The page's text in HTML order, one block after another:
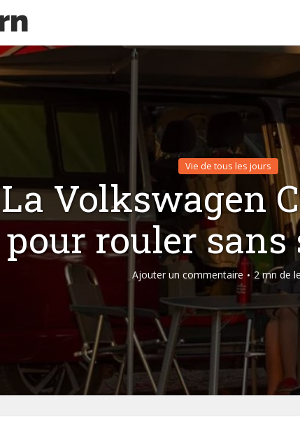
Vie de tous les jours
La Volkswagen
pour rouler
Ajouter un commentaire 2 mn de